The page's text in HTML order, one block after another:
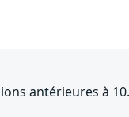
antérieures à